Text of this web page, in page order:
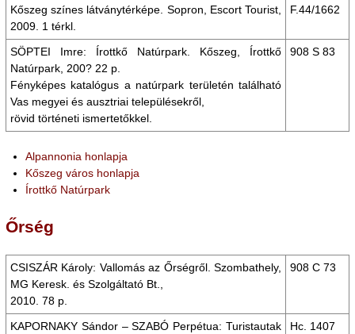
Kőszeg színes látványtérképe. Sopron, Escort Tourist,
2009. 1 térkl.
F.44/1662
SÖPTEI Imre: Írottkő Natúrpark. Kőszeg, Írottkő
Natúrpark, 200? 22 p.
Fényképes katalógus a natúrpark területén található
Vas megyei és ausztriai településekről,
rövid történeti ismertetőkkel.
908 S 83
Alpannonia honlapja
Kőszeg város honlapja
Írottkő Natúrpark
Őrség
CSISZÁR Károly: Vallomás az Őrségről. Szombathely,
MG Keresk. és Szolgáltató Bt.,
2010. 78 p.
908 C 73
KAPORNAKY Sándor – SZABÓ Perpétua: Turistautak
Hc. 1407